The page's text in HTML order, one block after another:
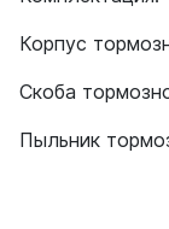
Корпус
Скоба
Пыльник